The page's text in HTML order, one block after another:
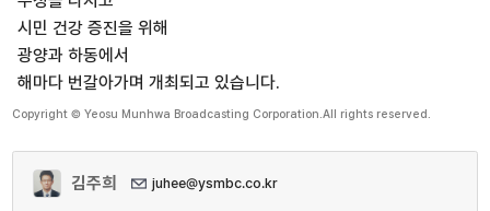
시민 건강 증진을 위해
광양과 하동에서
해마다 번갈아가며 개최되고 있습니다.
Copyright © Yeosu Munhwa Broadcasting Corporation.All rights reserved.
김주희 juhee@ysmbc.co.kr